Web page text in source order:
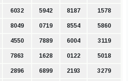
6032 5942 8187 1578
8049 0719 8554 5860
4550 7889 6004 3119
7863 1628 0122 5018
2896 6899 2193 3279